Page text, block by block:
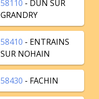
58110 - DUN SUR
GRANDRY
58410 - ENTRAINS
SUR NOHAIN
58430 - FACHIN